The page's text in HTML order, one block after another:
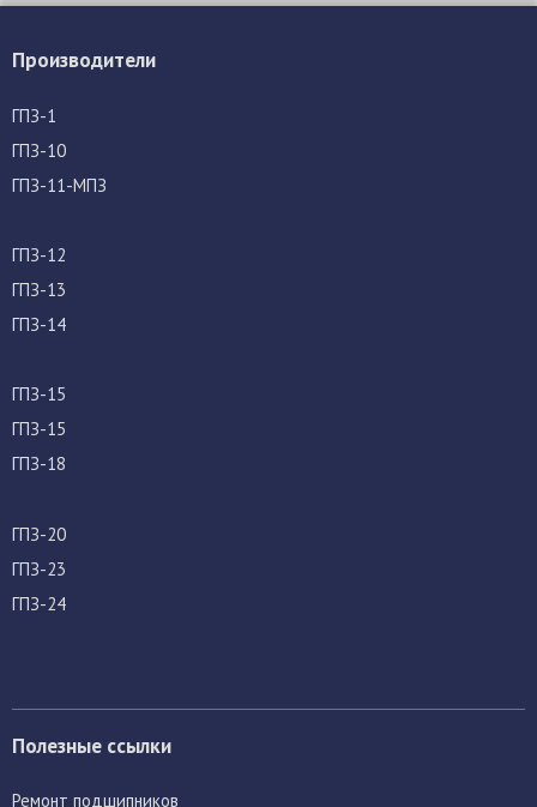
Производители
ГПЗ-1
ГПЗ-10
ГПЗ-11-МПЗ
ГПЗ-12
ГПЗ-13
ГПЗ-14
ГПЗ-15
ГПЗ-15
ГПЗ-18
ГПЗ-20
ГПЗ-23
ГПЗ-24
Полезные ссылки
Ремонт подшипников